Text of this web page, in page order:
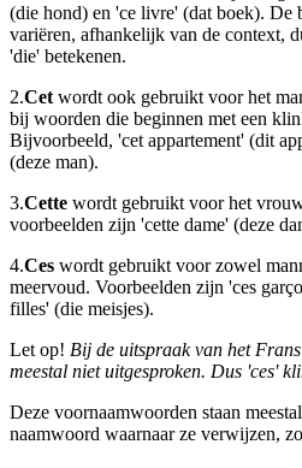
(die hond) en 'ce livre' (dat boek). De
variëren, afhankelijk van de context,
'die' betekenen.
2.Cetwordt ook gebruikt voor het
bij woorden die beginnen met een
Bijvoorbeeld, 'cet appartement' (dit
(deze man).
3.Cette wordt gebruikt voor het
voorbeelden zijn 'cette dame' (deze
4.Ces wordt gebruikt voor zowel
meervoud. Voorbeelden zijn 'ces
filles' (die meisjes).
Let op! Bij de uitspraak van het
meestal niet uitgesproken. Dus 'ces'
Deze voornaamwoorden staan
naamwoord waarnaar ze verwijzen,